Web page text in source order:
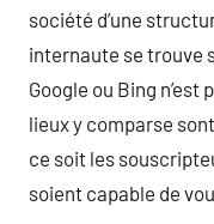
société d’une
internaute se trouve
Google ou Bing
lieux y comparse
ce soit les
soient capable de